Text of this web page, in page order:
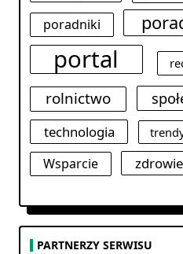
poradniki
portal
rolnictwo
technologia
Wsparcie
zdrowie
PARTNERZY SERWISU